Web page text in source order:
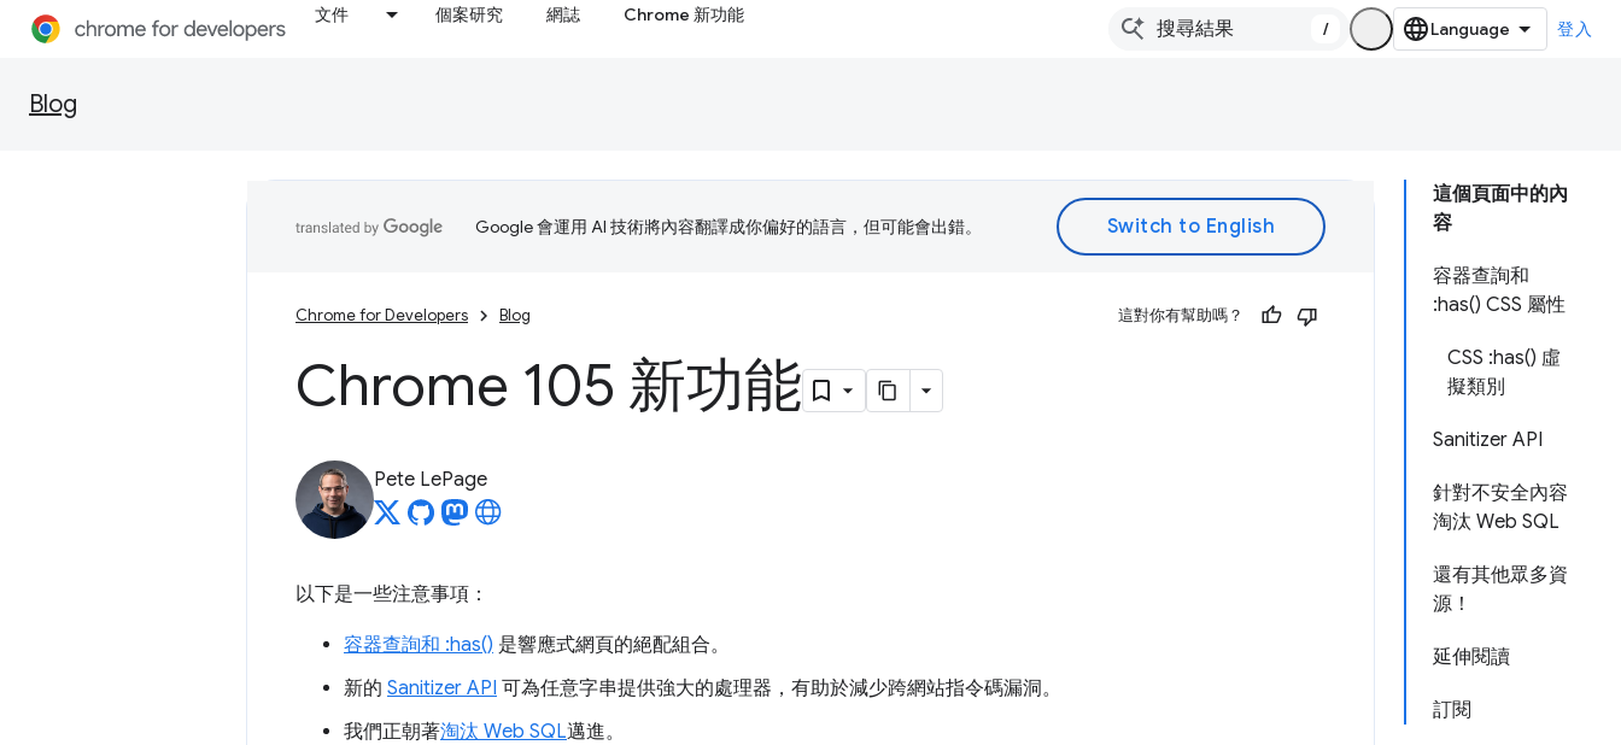
文件 個案研究 網誌 Chrome 新功能
/ 登入
Blog
這個頁面中的內
容
容器查詢和
:has() CSS 屬性
CSS :has() 虛
擬類別
Sanitizer API
針對不安全內容
淘汰 Web SQL
還有其他眾多資
源！
延伸閱讀
訂閱
Google 會運用 AI 技術將內容翻譯成你偏好的語言，但可能會出錯。
Chrome for Developers Blog 這對你有幫助嗎？
Chrome 105 新功能
Pete LePage
以下是一些注意事項：
容器查詢和 :has() 是響應式網頁的絕配組合。
新的 Sanitizer API 可為任意字串提供強大的處理器，有助於減少跨網站指令碼漏洞。
我們正朝著淘汰 Web SQL邁進。